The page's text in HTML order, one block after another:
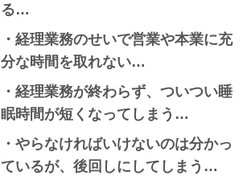
る…
・経理業務のせいで営業や本業に充
分な時間を取れない…
・経理業務が終わらず、ついつい睡
眠時間が短くなってしまう…
・やらなければいけないのは分かっ
ているが、後回しにしてしまう…